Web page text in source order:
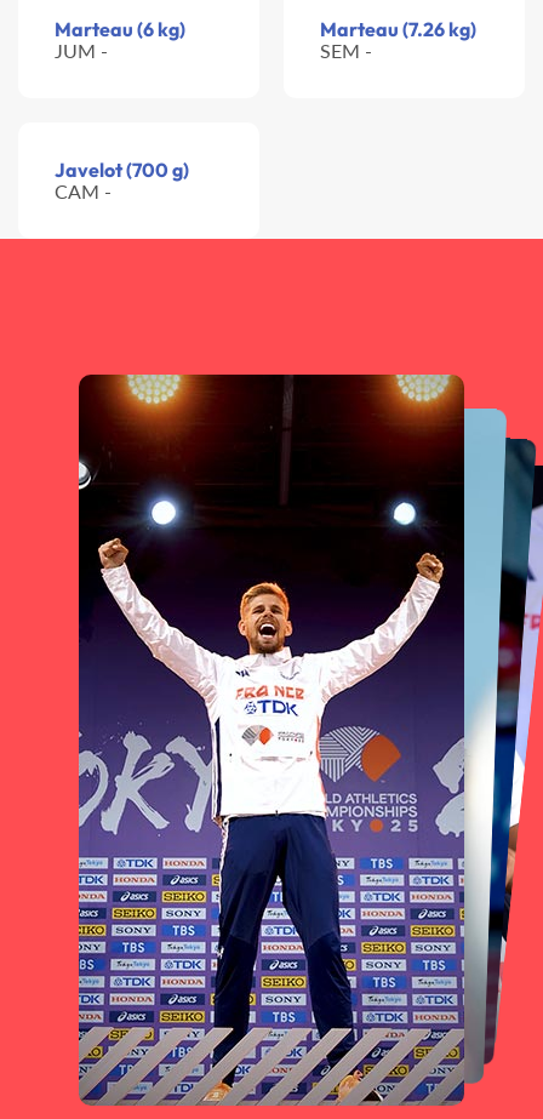
Marteau (6 kg)
JUM -
Marteau (7.26 kg)
SEM -
Javelot (700 g)
CAM -